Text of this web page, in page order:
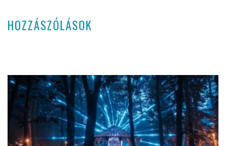
HOZZÁSZÓLÁSOK